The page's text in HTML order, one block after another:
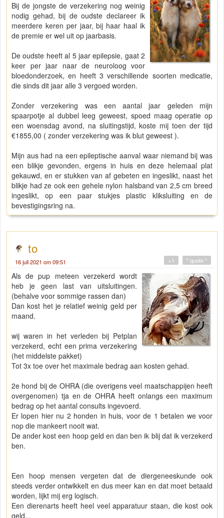
Bij de jongste de verzekering nog weinig
nodig gehad, bij de oudste declareer ik
meerdere keren per jaar, bij haar haal ik
de premie er wel uit op jaarbasis.
De oudste heeft al 5 jaar epilepsie, gaat 2
keer per jaar naar de neuroloog voor
bloedonderzoek, en heeft 3 verschillende soorten medicatie,
die sinds dit jaar alle 3 vergoed worden.
Zonder verzekering was een aantal jaar geleden mijn
spaarpotje al dubbel leeg geweest, spoed maag operatie op
een woensdag avond, na sluitingstijd, koste mij toen der tijd
€1855,00 ( zonder verzekering was ik blut geweest ).
Mijn aus had na een epileptische aanval waar niemand bij was
een blikje gevonden, ergens in huis en deze helemaal plat
gekauwd, en er stukken van af gebeten en ingeslikt, naast het
blikje had ze ook een gehele nylon halsband van 2,5 cm breed
ingeslikt, op een paar stukjes plastic kliksluiting en de
bevestigingsring na.
to
16 juli 2021 om 09:51 " quote "
+1
Als de pup meteen verzekerd wordt
heb je geen last van uitsluitingen.
(behalve voor sommige rassen dan)
Dan kost het je relatief weinig geld per
maand.
wij waren in het verleden bij Petplan
verzekerd, echt een prima verzekering
(het middelste pakket)
Tot 3x toe over het maximale bedrag aan kosten gehad.
2e hond bij de OHRA (die overigens veel maatschappijen heeft
overgenomen) tja en de OHRA heeft onlangs een maximum
bedrag op het aantal consults ingevoerd.
Er lopen hier nu 2 honden in huis, voor de 1 betalen we voor
nop die mankeert nooit wat.
De ander kost een hoop geld en dan ben ik blij dat ik verzekerd
ben.
Een hoop mensen vergeten dat de diergeneeskunde ook
steeds verder ontwikkelt en dus meer kan en dat moet betaald
worden, lijkt mij erg logisch.
Een dierenarts heeft heel veel apparatuur staan, die kost ook
geld...